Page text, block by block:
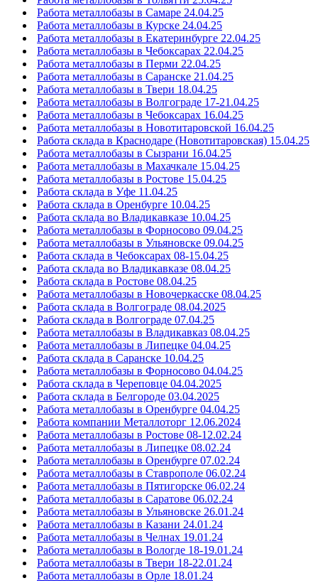
Работа металлобазы в Самаре 24.04.25
Работа металлобазы в Курске 24.04.25
Работа металлобазы в Екатеринбурге 22.04.25
Работа металлобазы в Чебоксарах 22.04.25
Работа металлобазы в Перми 22.04.25
Работа металлобазы в Саранске 21.04.25
Работа металлобазы в Твери 18.04.25
Работа металлобазы в Волгограде 17-21.04.25
Работа металлобазы в Чебоксарах 16.04.25
Работа металлобазы в Новотитаровской 16.04.25
Работа склада в Краснодаре (Новотитаровская) 15.04.25
Работа металлобазы в Сызрани 16.04.25
Работа металлобазы в Махачкале 15.04.25
Работа металлобазы в Ростове 15.04.25
Работа склада в Уфе 11.04.25
Работа склада в Оренбурге 10.04.25
Работа склада во Владикавказе 10.04.25
Работа металлобазы в Форносово 09.04.25
Работа металлобазы в Ульяновске 09.04.25
Работа склада в Чебоксарах 08-15.04.25
Работа склада во Владикавказе 08.04.25
Работа склада в Ростове 08.04.25
Работа металлобазы в Новочеркасске 08.04.25
Работа склада в Волгограде 08.04.2025
Работа склада в Волгограде 07.04.25
Работа металлобазы в Владикавказ 08.04.25
Работа металлобазы в Липецке 04.04.25
Работа склада в Саранске 10.04.25
Работа металлобазы в Форносово 04.04.25
Работа склада в Череповце 04.04.2025
Работа склада в Белгороде 03.04.2025
Работа металлобазы в Оренбурге 04.04.25
Работа компании Металлоторг 12.06.2024
Работа металлобазы в Ростове 08-12.02.24
Работа металлобазы в Липецке 08.02.24
Работа металлобазы в Оренбурге 07.02.24
Работа металлобазы в Ставрополе 06.02.24
Работа металлобазы в Пятигорске 06.02.24
Работа металлобазы в Саратове 06.02.24
Работа металлобазы в Ульяновске 26.01.24
Работа металлобазы в Казани 24.01.24
Работа металлобазы в Челнах 19.01.24
Работа металлобазы в Вологде 18-19.01.24
Работа металлобазы в Твери 18-22.01.24
Работа металлобазы в Орле 18.01.24